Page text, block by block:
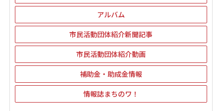
アルバム
市民活動団体紹介新聞記事
市民活動団体紹介動画
補助金・助成金情報
情報誌まちのワ！